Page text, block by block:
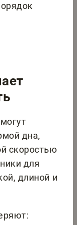
дна,
скоростью
для
длиной и